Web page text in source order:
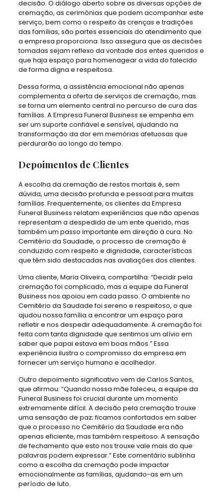
decisão. O diálogo aberto sobre as diversas opções de
cremação, as cerimônias que podem acompanhar este
serviço, bem como o respeito às crenças e tradições
das famílias, são partes essenciais do atendimento que
a empresa proporciona. Isso assegura que as decisões
tomadas sejam reflexo da vontade dos entes queridos e
que haja espaço para homenagear a vida do falecido
de forma digna e respeitosa.
Dessa forma, a assistência emocional não apenas
complementa a oferta de serviços de cremação, mas
se torna um elemento central no percurso de cura das
famílias. A Empresa Funeral Business se empenha em
ser um suporte confiável e sensível, ajudando na
transformação da dor em memórias afetuosas que
perdurarão ao longo do tempo.
Depoimentos de Clientes
A escolha da cremação de restos mortais é, sem
dúvida, uma decisão profunda e pessoal para muitas
famílias. Frequentemente, os clientes da Empresa
Funeral Business relatam experiências que não apenas
representam a despedida de um ente querido, mas
também um passo importante em direção à cura. No
Cemitério da Saudade, o processo de cremação é
conduzido com respeito e dignidade, características
que têm sido destacadas nas avaliações dos clientes.
Uma cliente, Maria Oliveira, compartilha: “Decidir pela
cremação foi complicado, mas a equipe da Funeral
Business nos apoiou em cada passo. O ambiente no
Cemitério da Saudade foi sereno e respeitoso, o que
ajudou nossa família a encontrar um espaço para
refletir e nos despedir adequadamente. A cremação foi
feita com tanta dignidade que sentimos um alívio em
saber que papai estava em boas mãos.” Essa
experiência ilustra o compromisso da empresa em
fornecer um serviço humano e acolhedor.
Outro depoimento significativo vem de Carlos Santos,
que afirmou: “Quando nossa mãe faleceu, a equipe da
Funeral Business foi crucial durante um momento
extremamente difícil. A decisão pela cremação trouxe
uma sensação de paz; ficamos confortados em saber
que o processo no Cemitério da Saudade era não
apenas eficiente, mas também respeitoso. A sensação
de fechamento que esto nos trouxe vale mais do que
palavras podem expressar.” Este comentário sublinha
como a escolha da cremação pode impactar
emocionalmente as famílias, ajudando-as em um
período de luto.